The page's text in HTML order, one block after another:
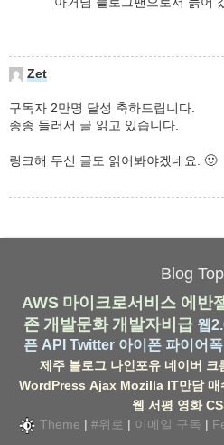
Zet
구독자 2만명 달성 축하드립니다.
종종 들러서 글 읽고 있습니다.
링크해 두신 글도 읽어봐야겠네요. 🙂
Blog
AWS 마이크로서비스 에반
존 개발문화 개발자비급 웹
픈 API Twitter 아이폰 파이어
제주 블로그 나인포유 네이버 크
WordPress Ajax Mozilla IT만담 매
웹 서평 영화
Theme | #위로 | 이메일 구독 |